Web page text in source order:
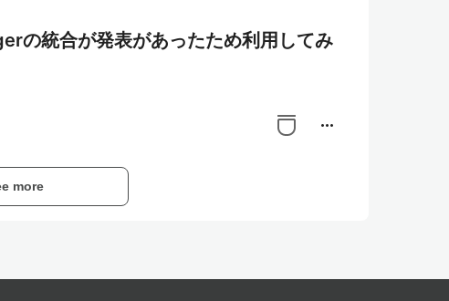
の統合が発表があったため利用してみ
more_horiz
more